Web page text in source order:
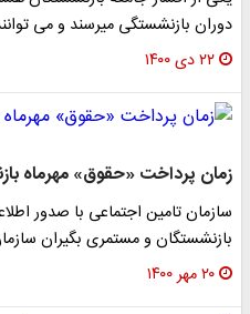
دوران بازنشستگی میرسند و می
۲۲ دی ۱۴۰۰
زمان پرداخت «حقوق» مهرماه
سازمان تامین اجتماعی با صدور
بازنشستگان و مستمری بگیران
۲۰ مهر ۱۴۰۰